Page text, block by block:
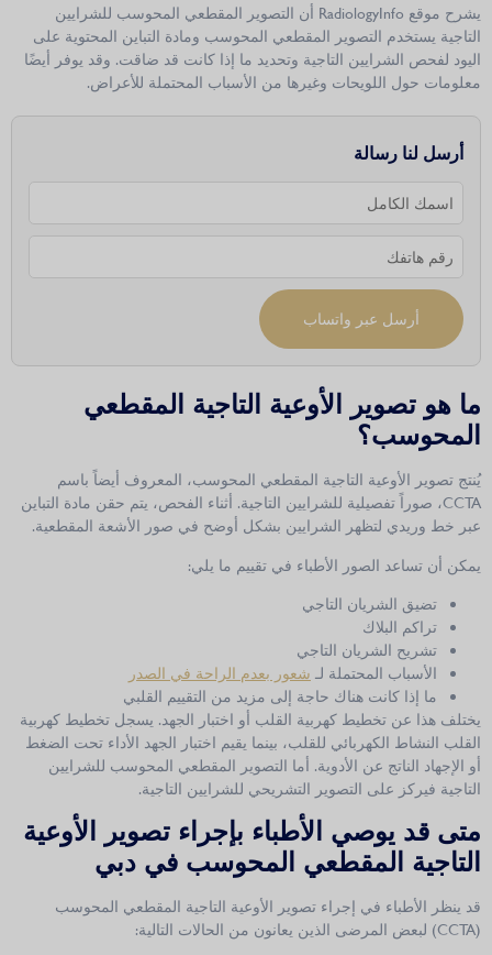
يشرح موقع RadiologyInfo أن التصوير المقطعي المحوسب للشرايين
التاجية يستخدم التصوير المقطعي المحوسب ومادة التباين المحتوية على
اليود لفحص الشرايين التاجية وتحديد ما إذا كانت قد ضاقت. وقد يوفر أيضًا
معلومات حول اللويحات وغيرها من الأسباب المحتملة للأعراض.
أرسل لنا رسالة
أرسل عبر واتساب
ما هو تصوير الأوعية التاجية المقطعي
المحوسب؟
يُنتج تصوير الأوعية التاجية المقطعي المحوسب، المعروف أيضاً باسم
CCTA، صوراً تفصيلية للشرايين التاجية. أثناء الفحص، يتم حقن مادة التباين
عبر خط وريدي لتظهر الشرايين بشكل أوضح في صور الأشعة المقطعية.
يمكن أن تساعد الصور الأطباء في تقييم ما يلي:
تضيق الشريان التاجي
تراكم البلاك
تشريح الشريان التاجي
الأسباب المحتملة لـ شعور بعدم الراحة في الصدر
ما إذا كانت هناك حاجة إلى مزيد من التقييم القلبي
يختلف هذا عن تخطيط كهربية القلب أو اختبار الجهد. يسجل تخطيط كهربية
القلب النشاط الكهربائي للقلب، بينما يقيم اختبار الجهد الأداء تحت الضغط
أو الإجهاد الناتج عن الأدوية. أما التصوير المقطعي المحوسب للشرايين
التاجية فيركز على التصوير التشريحي للشرايين التاجية.
متى قد يوصي الأطباء بإجراء تصوير الأوعية
التاجية المقطعي المحوسب في دبي
قد ينظر الأطباء في إجراء تصوير الأوعية التاجية المقطعي المحوسب
(CCTA) لبعض المرضى الذين يعانون من الحالات التالية: